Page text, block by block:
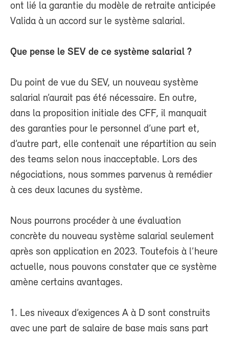
ont lié la garantie du modèle de retraite anticipée
Valida à un accord sur le système salarial.
Que pense le SEV de ce système salarial ?
Du point de vue du SEV, un nouveau système
salarial n’aurait pas été nécessaire. En outre,
dans la proposition initiale des CFF, il manquait
des garanties pour le personnel d’une part et,
d’autre part, elle contenait une répartition au sein
des teams selon nous inacceptable. Lors des
négociations, nous sommes parvenus à remédier
à ces deux lacunes du système.
Nous pourrons procéder à une évaluation
concrète du nouveau système salarial seulement
après son application en 2023. Toutefois à l’heure
actuelle, nous pouvons constater que ce système
amène certains avantages.
1. Les niveaux d’exigences A à D sont construits
avec une part de salaire de base mais sans part